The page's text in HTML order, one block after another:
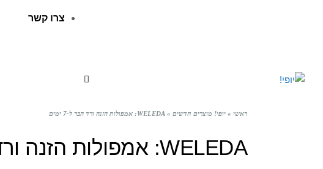
צרו קשר
ראשי » יופי! מוצרים חדשים » WELEDA: אמפולות הזנה ורד הבר ל-7 ימים
WELEDA: אמפולות הזנה ורד הבר ל-7 ימים